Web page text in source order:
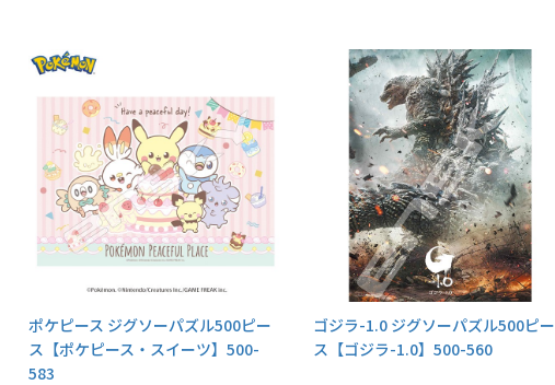
ポケピース ジグソーパズル500ピー
ス【ポケピース・スイーツ】500-
583
ゴジラ-1.0 ジグソーパズル500ピー
ス【ゴジラ-1.0】500-560